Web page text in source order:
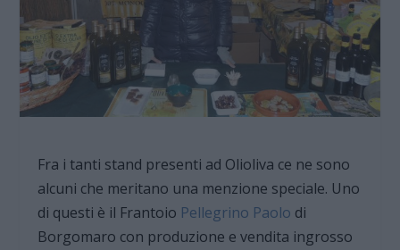
Fra i tanti stand presenti ad Olioliva ce ne sono
alcuni che meritano una menzione speciale. Uno
di questi è il Frantoio Pellegrino Paolo di
Borgomaro con produzione e vendita ingrosso